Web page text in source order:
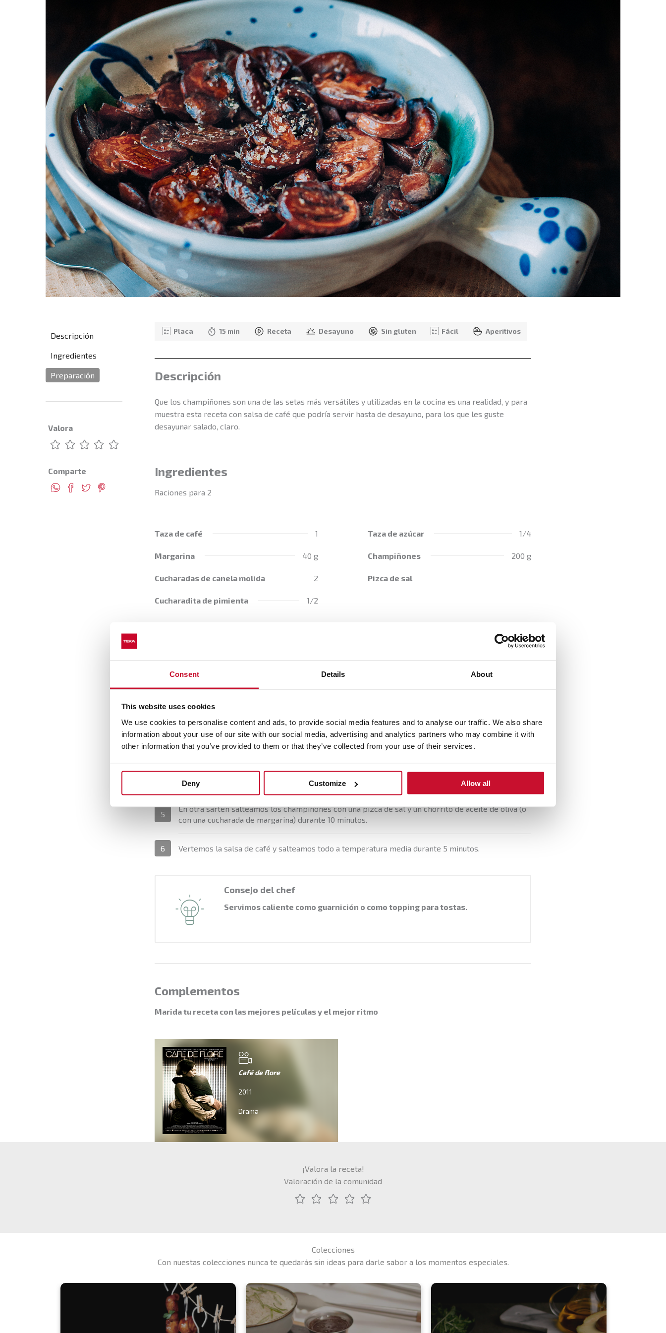
Consent Details About
This website uses cookies
We use cookies to personalise content and ads, to provide social media features and to analyse our traffic. We also share
information about your use of our site with our social media, advertising and analytics partners who may combine it with
other information that you’ve provided to them or that they’ve collected from your use of their services.
Deny Customize Allow all
Descripción
Ingredientes
Preparación
Valora
Comparte
Placa 15 min Receta Desayuno Sin gluten Fácil Aperitivos
Descripción
Que los champiñones son una de las setas más versátiles y utilizadas en la cocina es una realidad, y para
muestra esta receta con salsa de café que podría servir hasta de desayuno, para los que les guste
desayunar salado, claro.
Ingredientes
Raciones para 2
Taza de café 1
Margarina 40 g
Cucharadas de canela molida 2
Cucharadita de pimienta 1/2
Taza de azúcar 1/4
Champiñones 200 g
Pizca de sal
2 Preparamos una taza de café a nuestra elección.
3
En una sartén o cazuela fundimos la margarina, añadimos el café y el azúcar y mezclamos muy
bien hasta integrar.
Agregamos la pimienta y la canela.
5
En otra sartén salteamos los champiñones con una pizca de sal y un chorrito de aceite de oliva (o
con una cucharada de margarina) durante 10 minutos.
6 Vertemos la salsa de café y salteamos todo a temperatura media durante 5 minutos.
Consejo del chef
Servimos caliente como guarnición o como topping para tostas.
Complementos
Marida tu receta con las mejores películas y el mejor ritmo
Café de flore
2011
Drama
¡Valora la receta!
Valoración de la comunidad
Colecciones
Con nuestas colecciones nunca te quedarás sin ideas para darle sabor a los momentos especiales.